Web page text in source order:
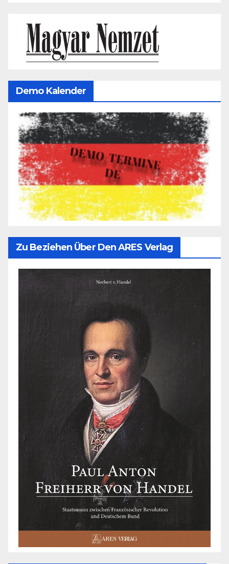
Demo Kalender
Zu Beziehen Über Den ARES Verlag